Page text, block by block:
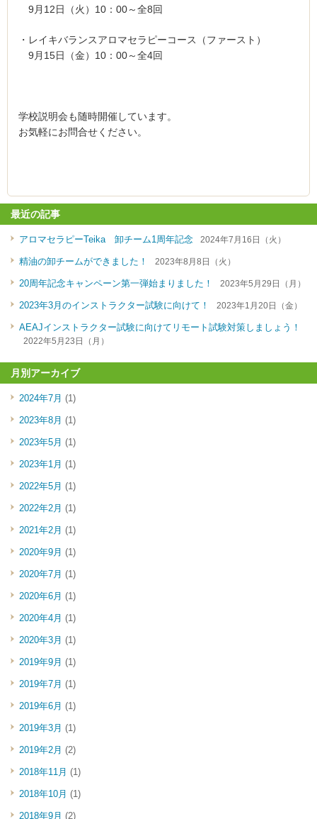
9月12日（火）10：00～全8回
・レイキバランスアロマセラピーコース（ファースト）
9月15日（金）10：00～全4回
学校説明会も随時開催しています。
お気軽にお問合せください。
最近の記事
アロマセラピーTeika 卸チーム1周年記念 2024年7月16日（火）
精油の卸チームができました！ 2023年8月8日（火）
20周年記念キャンペーン第一弾始まりました！ 2023年5月29日（月）
2023年3月のインストラクター試験に向けて！ 2023年1月20日（金）
AEAJインストラクター試験に向けてリモート試験対策しましょう！
2022年5月23日（月）
月別アーカイブ
2024年7月 (1)
2023年8月 (1)
2023年5月 (1)
2023年1月 (1)
2022年5月 (1)
2022年2月 (1)
2021年2月 (1)
2020年9月 (1)
2020年7月 (1)
2020年6月 (1)
2020年4月 (1)
2020年3月 (1)
2019年9月 (1)
2019年7月 (1)
2019年6月 (1)
2019年3月 (1)
2019年2月 (2)
2018年11月 (1)
2018年10月 (1)
2018年9月 (2)